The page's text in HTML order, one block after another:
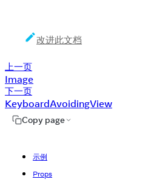
改进此文档
上一页
Image
下一页
KeyboardAvoidingView
Copy page
示例
Props